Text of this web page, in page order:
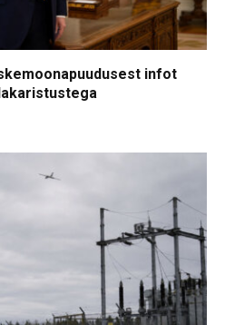
infot